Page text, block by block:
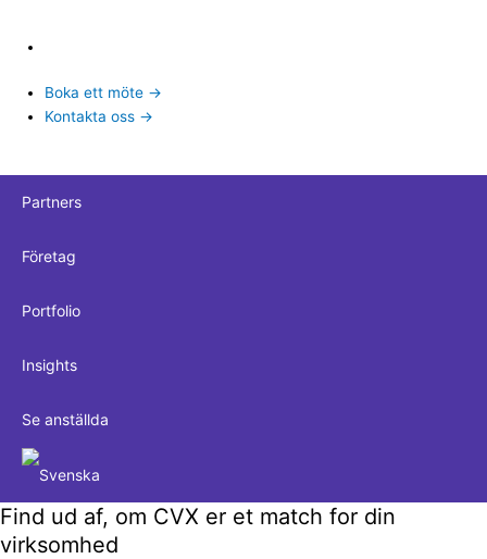
Boka ett möte →
Kontakta oss →
Partners
Företag
Portfolio
Insights
Se anställda
Find ud af, om CVX er et match for din
virksomhed